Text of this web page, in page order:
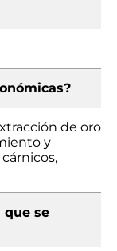
de oro
y
que se